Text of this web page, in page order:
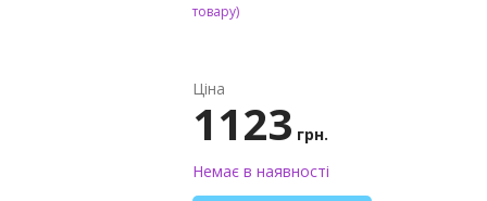
товару)
Ціна
1123 грн.
Немає в наявності